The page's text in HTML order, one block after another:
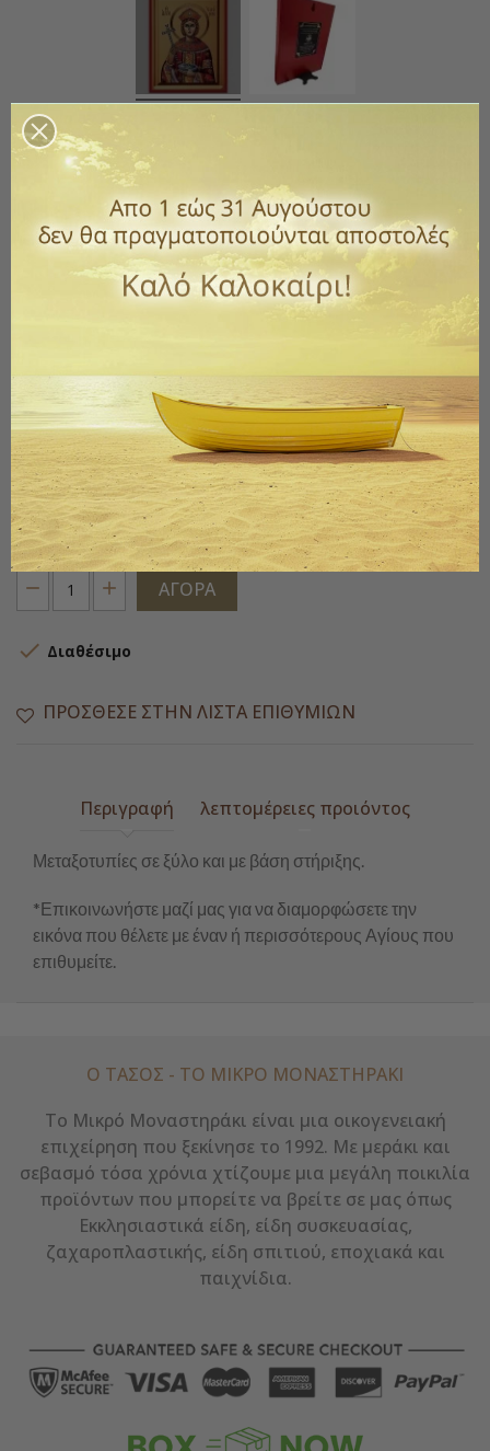
Αγία Ελένη
Κωδικός PM07
5,00 €
με ΦΠΑ
θέλετε με έναν ή περισσότερους Αγίους που επιθυμείτε.
Μέγεθος εικόνας
Ποσότητα
ΑΓΟΡΆ
 Διαθέσιμο
ΠΡΌΣΘΕΣΕ ΣΤΗΝ ΛΊΣΤΑ ΕΠΙΘΥΜΙΏΝ
Περιγραφή λεπτομέρειες προιόντος
Μεταξοτυπίες σε ξύλο και με βάση στήριξης.
*Επικοινωνήστε μαζί μας για να διαμορφώσετε την
εικόνα που θέλετε με έναν ή περισσότερους Αγίους που
επιθυμείτε.
Ο ΤΑΣΟΣ - ΤΟ ΜΙΚΡΌ ΜΟΝΑΣΤΗΡΆΚΙ
Το Μικρό Μοναστηράκι είναι μια οικογενειακή
επιχείρηση που ξεκίνησε το 1992. Με μεράκι και
σεβασμό τόσα χρόνια χτίζουμε μια μεγάλη ποικιλία
προϊόντων που μπορείτε να βρείτε σε μας όπως
Εκκλησιαστικά είδη, είδη συσκευασίας,
ζαχαροπλαστικής, είδη σπιτιού, εποχιακά και
παιχνίδια.